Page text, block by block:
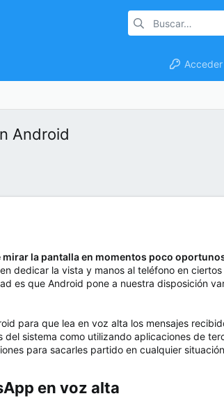
Acceder
Android
la pantalla en momentos poco
dedicar la vista y manos al teléfono en ciertos
es que Android pone a nuestra disposición
para que lea en voz alta los mensajes
sistema como utilizando aplicaciones de
para sacarles partido en cualquier
en voz alta​